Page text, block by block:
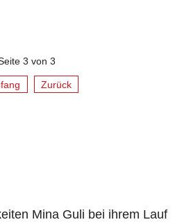
3 von 3
Zurück
Mina Guli bei ihrem Lauf